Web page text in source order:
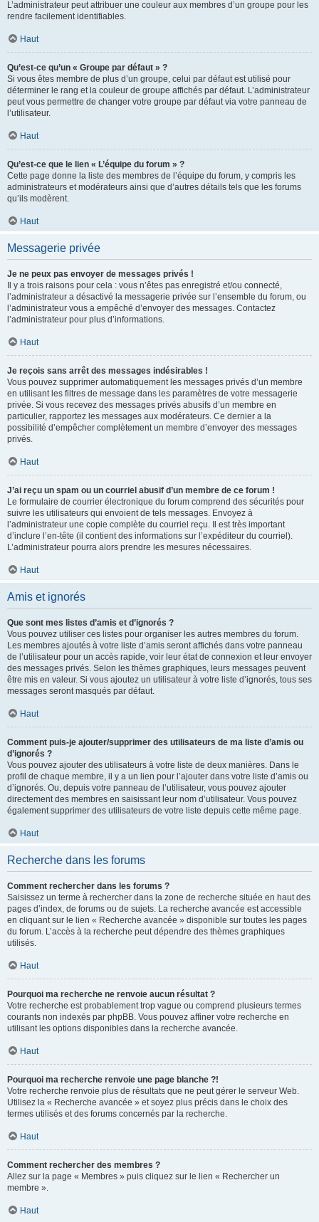
L’administrateur peut attribuer une couleur aux membres d’un groupe pour les
rendre facilement identifiables.
Haut
Qu’est-ce qu’un « Groupe par défaut » ?
Si vous êtes membre de plus d’un groupe, celui par défaut est utilisé pour
déterminer le rang et la couleur de groupe affichés par défaut. L’administrateur
peut vous permettre de changer votre groupe par défaut via votre panneau de
l’utilisateur.
Haut
Qu’est-ce que le lien « L’équipe du forum » ?
Cette page donne la liste des membres de l’équipe du forum, y compris les
administrateurs et modérateurs ainsi que d’autres détails tels que les forums
qu’ils modèrent.
Haut
Messagerie privée
Je ne peux pas envoyer de messages privés !
Il y a trois raisons pour cela : vous n’êtes pas enregistré et/ou connecté,
l’administrateur a désactivé la messagerie privée sur l’ensemble du forum, ou
l’administrateur vous a empêché d’envoyer des messages. Contactez
l’administrateur pour plus d’informations.
Haut
Je reçois sans arrêt des messages indésirables !
Vous pouvez supprimer automatiquement les messages privés d’un membre
en utilisant les filtres de message dans les paramètres de votre messagerie
privée. Si vous recevez des messages privés abusifs d’un membre en
particulier, rapportez les messages aux modérateurs. Ce dernier a la
possibilité d’empêcher complètement un membre d’envoyer des messages
privés.
Haut
J’ai reçu un spam ou un courriel abusif d’un membre de ce forum !
Le formulaire de courrier électronique du forum comprend des sécurités pour
suivre les utilisateurs qui envoient de tels messages. Envoyez à
l’administrateur une copie complète du courriel reçu. Il est très important
d’inclure l’en-tête (il contient des informations sur l’expéditeur du courriel).
L’administrateur pourra alors prendre les mesures nécessaires.
Haut
Amis et ignorés
Que sont mes listes d’amis et d’ignorés ?
Vous pouvez utiliser ces listes pour organiser les autres membres du forum.
Les membres ajoutés à votre liste d’amis seront affichés dans votre panneau
de l’utilisateur pour un accès rapide, voir leur état de connexion et leur envoyer
des messages privés. Selon les thèmes graphiques, leurs messages peuvent
être mis en valeur. Si vous ajoutez un utilisateur à votre liste d’ignorés, tous ses
messages seront masqués par défaut.
Haut
Comment puis-je ajouter/supprimer des utilisateurs de ma liste d’amis ou
d’ignorés ?
Vous pouvez ajouter des utilisateurs à votre liste de deux manières. Dans le
profil de chaque membre, il y a un lien pour l’ajouter dans votre liste d’amis ou
d’ignorés. Ou, depuis votre panneau de l’utilisateur, vous pouvez ajouter
directement des membres en saisissant leur nom d’utilisateur. Vous pouvez
également supprimer des utilisateurs de votre liste depuis cette même page.
Haut
Recherche dans les forums
Comment rechercher dans les forums ?
Saisissez un terme à rechercher dans la zone de recherche située en haut des
pages d’index, de forums ou de sujets. La recherche avancée est accessible
en cliquant sur le lien « Recherche avancée » disponible sur toutes les pages
du forum. L’accès à la recherche peut dépendre des thèmes graphiques
utilisés.
Haut
Pourquoi ma recherche ne renvoie aucun résultat ?
Votre recherche est probablement trop vague ou comprend plusieurs termes
courants non indexés par phpBB. Vous pouvez affiner votre recherche en
utilisant les options disponibles dans la recherche avancée.
Haut
Pourquoi ma recherche renvoie une page blanche ?!
Votre recherche renvoie plus de résultats que ne peut gérer le serveur Web.
Utilisez la « Recherche avancée » et soyez plus précis dans le choix des
termes utilisés et des forums concernés par la recherche.
Haut
Comment rechercher des membres ?
Allez sur la page « Membres » puis cliquez sur le lien « Rechercher un
membre ».
Haut